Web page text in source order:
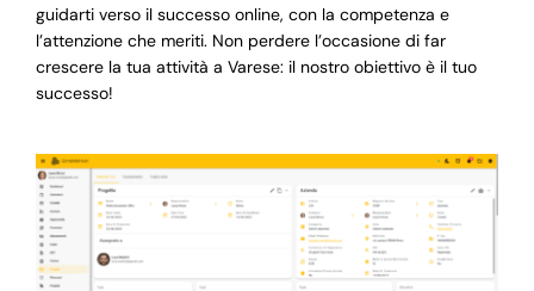
guidarti verso il successo online, con la competenza e
l’attenzione che meriti. Non perdere l’occasione di far
crescere la tua attività a Varese: il nostro obiettivo è il tuo
successo!